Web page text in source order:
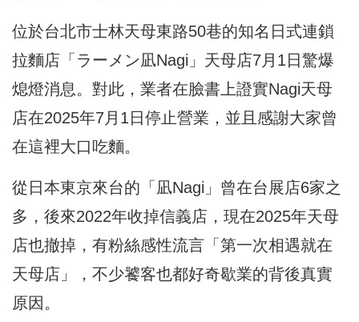
位於台北市士林天母東路50巷的知名日式連鎖
拉麵店「ラーメン凪Nagi」天母店7月1日驚爆
熄燈消息。對此，業者在臉書上證實Nagi天母
店在2025年7月1日停止營業，並且感謝大家曾
在這裡大口吃麵。
從日本東京來台的「凪Nagi」曾在台展店6家之
多，後來2022年收掉信義店，現在2025年天母
店也撤掉，有粉絲感性流言「第一次相遇就在
天母店」，不少饕客也都好奇歇業的背後真實
原因。